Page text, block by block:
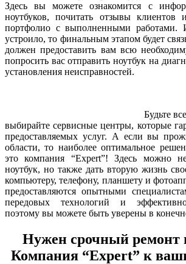
Здесь вы можете ознакомится с
ноутбуков, почитать отзывы клиентов
портфолио с выполненными работами.
устроило, то финальным этапом будет
должен предоставить вам всю
попросить вас отправитьноутбук на
установления
Будьте
выбирайте сервисные центры, которые
предоставляемых услуг. А если вы
области, то наиболее оптимальное
это компания “Expert”! Здесь можно
ноутбук, но также дать вторую жизнь
компьютеру, телефону, планшету и
предоставляются опытными
передовых технологий и
поэтому вы можете быть уверены в
Нужен срочный ремонт
Компания “Expert” к